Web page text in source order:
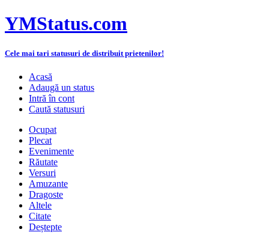
YMStatus.com
Cele mai tari statusuri de distribuit prietenilor!
Acasă
Adaugă un status
Intră în cont
Caută statusuri
Ocupat
Plecat
Evenimente
Răutate
Versuri
Amuzante
Dragoste
Altele
Citate
Deștepte